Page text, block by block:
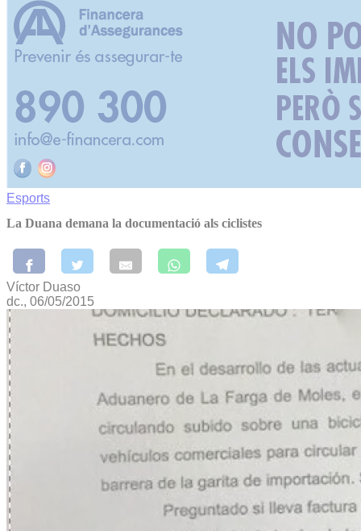
Esports
La Duana demana la documentació als ciclistes
Víctor Duaso
dc., 06/05/2015